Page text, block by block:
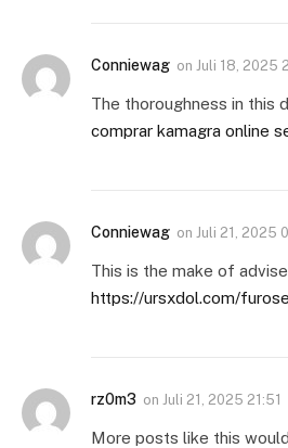
Conniewag on Juli 18, 2025
The thoroughness in this
comprar kamagra online
Conniewag on Juli 21, 2025
This is the make of
https://ursxdol.com/
rz0m3 on Juli 21, 2025 21:51
More posts like this